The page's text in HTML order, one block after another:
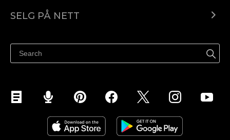
Pris
SELG PÅ NETT
Selg på Facebook
Selg på Instagram